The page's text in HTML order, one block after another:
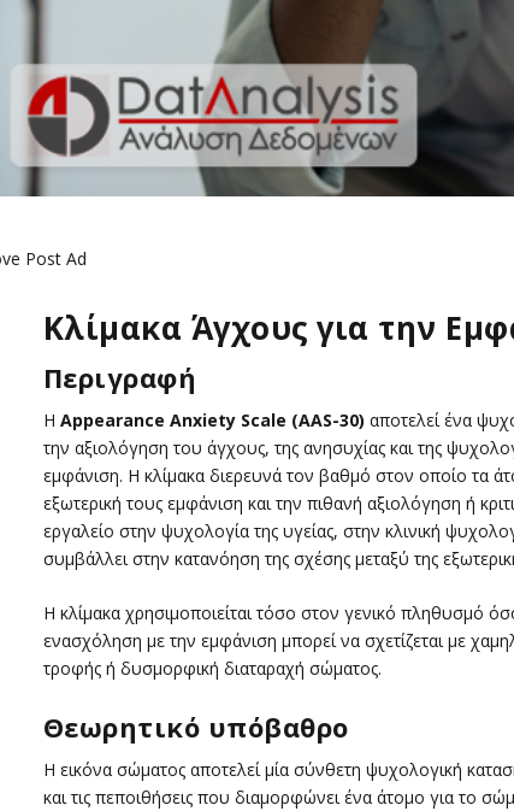
Post Ad
Κλίμακα Άγχους για την
Περιγραφή
Η Appearance Anxiety Scale (AAS-30) αποτελεί ένα
την αξιολόγηση του άγχους, της ανησυχίας και της
εμφάνιση. Η κλίμακα διερευνά τον βαθμό στον οποίο τα
εξωτερική τους εμφάνιση και την πιθανή αξιολόγηση ή
εργαλείο στην ψυχολογία της υγείας, στην κλινική
συμβάλλει στην κατανόηση της σχέσης μεταξύ της
Η κλίμακα χρησιμοποιείται τόσο στον γενικό πληθυσμό
ενασχόληση με την εμφάνιση μπορεί να σχετίζεται με
τροφής ή δυσμορφική διαταραχή σώματος.
Θεωρητικό υπόβαθρο
Η εικόνα σώματος αποτελεί μία σύνθετη ψυχολογική
και τις πεποιθήσεις που διαμορφώνει ένα άτομο για το